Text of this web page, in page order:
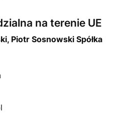
na terenie UE
Piotr Sosnowski Spółka